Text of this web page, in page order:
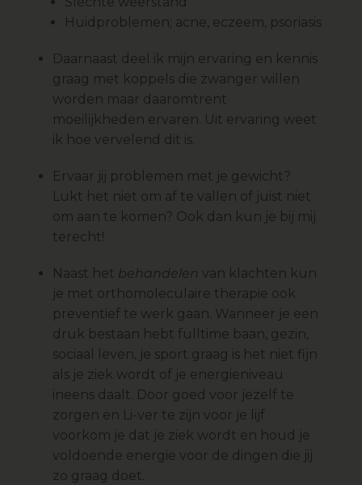
Huidproblemen; acne, eczeem, psoriasis
Daarnaast deel ik mijn ervaring en kennis
graag met koppels die zwanger willen
worden maar daaromtrent
moeilijkheden ervaren. Uit ervaring weet
ik hoe vervelend dit is.
Ervaar jij problemen met je gewicht?
Lukt het niet om af te vallen of juist niet
om aan te komen? Ook dan kun je bij mij
terecht!
Naast het behandelen van klachten kun
je met orthomoleculaire therapie ook
preventief te werk gaan. Wanneer je een
druk bestaan hebt fulltime baan, gezin,
sociaal leven, je sport graag is het niet fijn
als je ziek wordt of je energieniveau
ineens daalt. Door goed voor jezelf te
zorgen en Li-ver te zijn voor je lijf
voorkom je dat je ziek wordt en houd je
voldoende energie voor de dingen die jij
zo graag doet.